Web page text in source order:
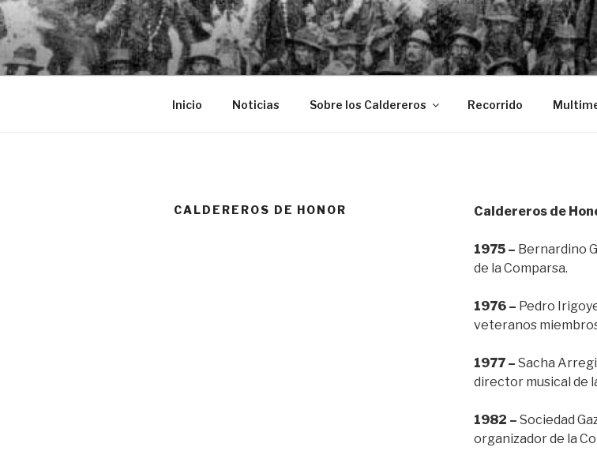
Saltar
al
contenido
PRIMITIVA COMPARSA
LA PARTE VIEJA 1884.
Inicio Noticias Sobre los Caldereros Recorrido
CALDEREROS DE HONOR Caldereros de
1975 – Bernardino
de la Comparsa.
1976 – Pedro
veteranos
1977 – Sacha
director musical de
1982 – Sociedad
organizador de la